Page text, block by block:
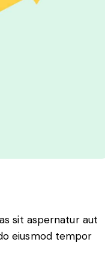
sit aspernatur aut
eiusmod tempor